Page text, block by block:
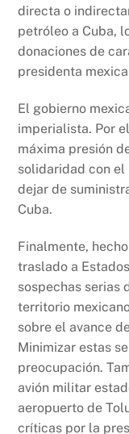
directa o
petróleo a Cuba,
donaciones de
presidenta
El gobierno
imperialista. Por
máxima presión
solidaridad con el
dejar de
Cuba.
Finalmente,
traslado a
sospechas serias
territorio
sobre el avance
Minimizar estas
preocupación.
avión militar
aeropuerto de
críticas por la